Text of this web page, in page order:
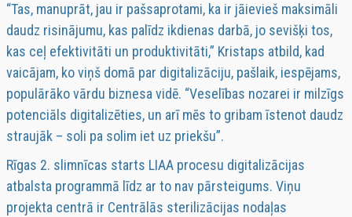
“Tas, manuprāt, jau ir pašsaprotami, ka ir jāievieš maksimāli
daudz risinājumu, kas palīdz ikdienas darbā, jo sevišķi tos,
kas ceļ efektivitāti un produktivitāti,” Kristaps atbild, kad
vaicājam, ko viņš domā par digitalizāciju, pašlaik, iespējams,
populārāko vārdu biznesa vidē. “Veselības nozarei ir milzīgs
potenciāls digitalizēties, un arī mēs to gribam īstenot daudz
straujāk – soli pa solim iet uz priekšu”.
Rīgas 2. slimnīcas starts LIAA procesu digitalizācijas
atbalsta programmā līdz ar to nav pārsteigums. Viņu
projekta centrā ir Centrālās sterilizācijas nodaļas